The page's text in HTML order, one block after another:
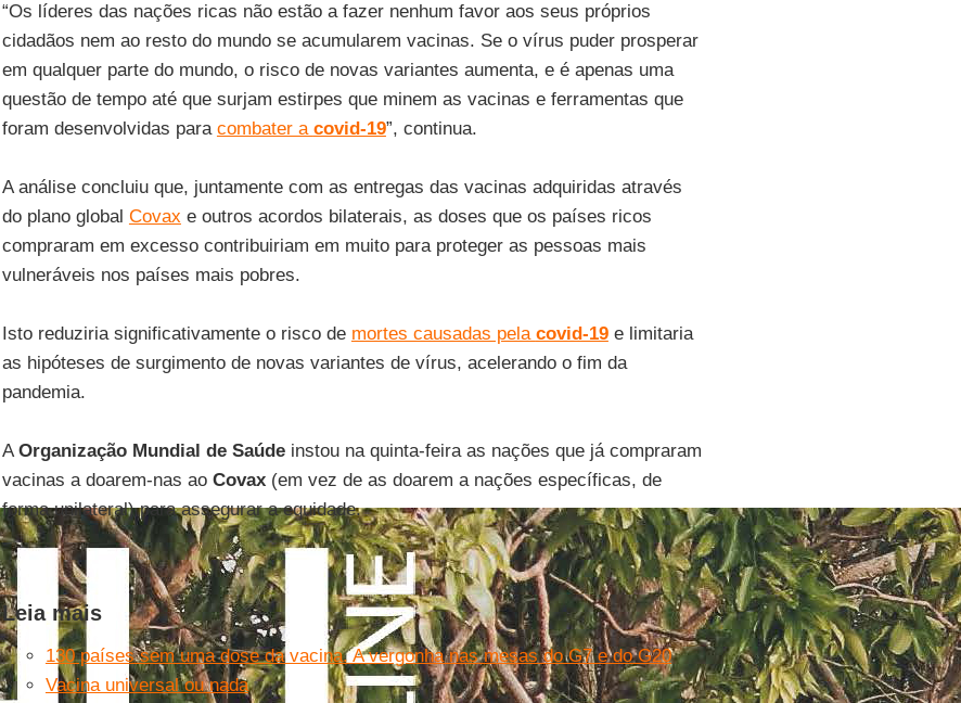
“Os líderes das nações ricas não estão a fazer nenhum favor aos seus próprios
cidadãos nem ao resto do mundo se acumularem vacinas. Se o vírus puder prosperar
em qualquer parte do mundo, o risco de novas variantes aumenta, e é apenas uma
questão de tempo até que surjam estirpes que minem as vacinas e ferramentas que
foram desenvolvidas para combater a covid-19”, continua.
A análise concluiu que, juntamente com as entregas das vacinas adquiridas através
do plano global Covax e outros acordos bilaterais, as doses que os países ricos
compraram em excesso contribuiriam em muito para proteger as pessoas mais
vulneráveis nos países mais pobres.
Isto reduziria significativamente o risco de mortes causadas pela covid-19e limitaria
as hipóteses de surgimento de novas variantes de vírus, acelerando o fim da
pandemia.
AOrganização Mundial de Saúdeinstou na quinta-feira as nações que já compraram
vacinas a doarem-nas ao Covax(em vez de as doarem a nações específicas, de
forma unilateral) para assegurar a equidade.
Leia mais
130 países sem uma dose da vacina. A vergonha nas mesas do G7 e do G20
Vacina universal ou nada